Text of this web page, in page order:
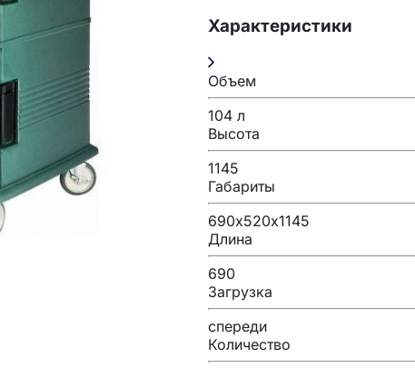
Характеристики
Объем
104 л
Высота
1145
Габариты
690х520х1145
Длина
690
Загрузка
спереди
Количество